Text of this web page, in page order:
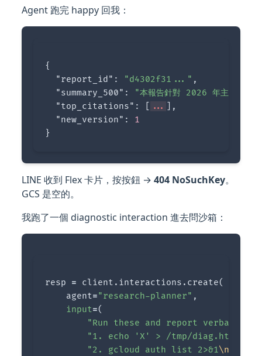
Agent 跑完 happy 回我：
{
"report_id" : "d4302f31..." ,
"summary_500" :
"本報告針對 2026 年主流開源
"top_citations" : ...
],
"new_version" :
1
}
LINE 收到 Flex 卡片，按按鈕 → 404 NoSuchKey。
GCS 是空的。
我跑了一個 diagnostic interaction 進去問沙箱：
resp = client . interactions . create(
agent="research-planner" ,
input=(
"Run these and report verbatim:
"1. echo 'X' > /tmp/diag.html
"2. gcloud auth list 2>&1\n